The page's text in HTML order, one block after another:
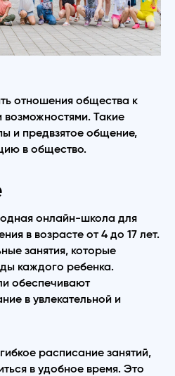
отношения общества к
Такие
и предвзятое общение,
в общество.
онлайн-школа для
в возрасте от 4 до 17 лет.
занятия, которые
каждого ребенка.
обеспечивают
в увлекательной и
расписание занятий,
в удобное время. Это